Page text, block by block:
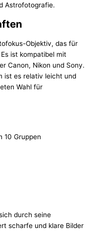
Astrofotografie.
Objektiv, das für
ist kompatibel mit
Canon, Nikon und Sony.
ist es relativ leicht und
Wahl für
10 Gruppen
durch seine
scharfe und klare Bilder